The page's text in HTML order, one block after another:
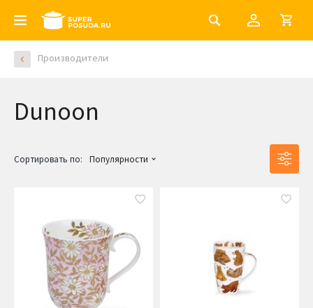
Производители
Dunoon
Сортировать по: Популярности